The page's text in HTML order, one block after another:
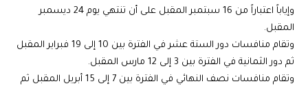
وإياباً اعتباراً من 16 سبتمبر المقبل على أن تنتهي يوم 24 ديسمبر
المقبل.
وتقام منافسات دور الستة عشر في الفترة بين 10 إلى 19 فبراير المقبل
ثم دور الثمانية في الفترة بين 3 إلى 12 مارس المقبل.
وتقام منافسات نصف النهائي في الفترة بين 7 إلى 15 أبريل المقبل ثم